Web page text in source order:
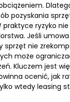
pozyskania
praktyce ryzyko
Jeśli
sprzęt nie
może
Kluczem jest
ocenić, jak
wtedy